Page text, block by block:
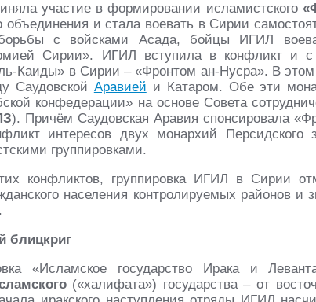
участие в формировании исламистского
объединения и стала воевать в Сирии
с войсками Асада, бойцы ИГИЛ
Сирии». ИГИЛ вступила в конфликт и
Каиды» в Сирии – «Фронтом ан-Нусра». В этом
Саудовской Аравией и Катаром. Обе эти
конфедерации» на основе Совета
). Причём Саудовская Аравия спонсировала
интересов двух монархий
группировками.
конфликтов, группировка ИГИЛ в Сирии
населения контролируемых районов и
блицкриг
«Исламское государство Ирака и
(«халифата») государства – от